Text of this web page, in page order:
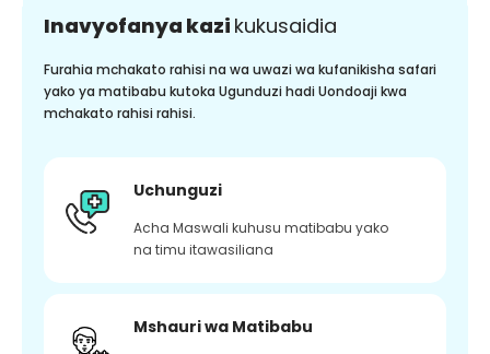
Inavyofanya kazi kukusaidia
Furahia mchakato rahisi na wa uwazi wa kufanikisha safari
yako ya matibabu kutoka Ugunduzi hadi Uondoaji kwa
mchakato rahisi rahisi.
Uchunguzi
Acha Maswali kuhusu matibabu yako
na timu itawasiliana
Mshauri wa Matibabu